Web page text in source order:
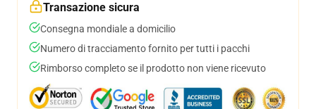
Transazione sicura
Consegna mondiale a domicilio
Numero di tracciamento fornito per tutti i pacchi
Rimborso completo se il prodotto non viene ricevuto